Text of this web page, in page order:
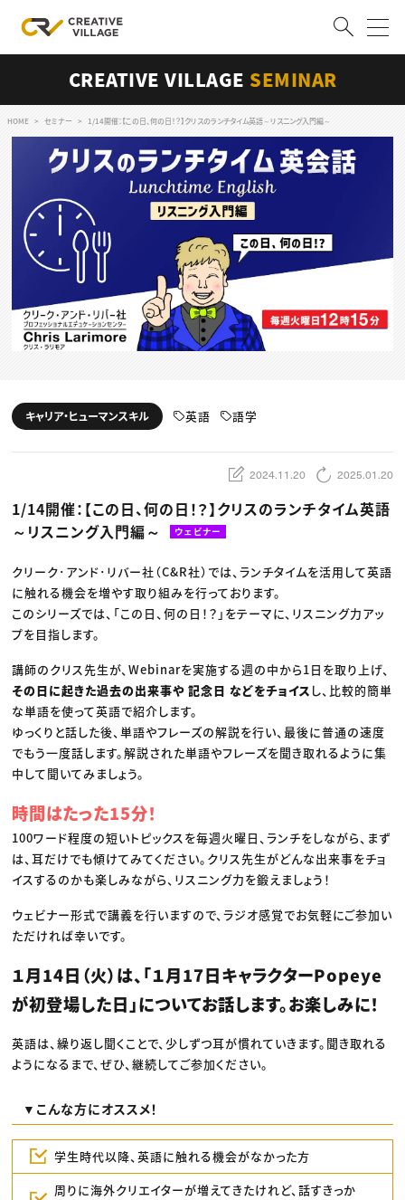
ログイン 会員登録
クリエイター求人を探す
CREATIVE JOB求人検索
特集求人
採用説明会
転職支援サービス
スキルアップしたい！
動画配信・映像制作
編集・ライティング
ディレクション
TOP Creator’s コラム トップ
Webクリエイター
ゲームクリエイター
クリエイターインタビュー
C＆R Magazine
セミナー
ニュース・トレンド トップ
Web
映像
広告
出版
CREATIVE VILLAGEからのお知らせ
CREATIVE VILLAGE SEMINAR
HOME セミナー 1/14開催：【この日、何の日！？】クリスのランチタイム英語～リスニング入門編～
キャリア・ヒューマンスキル 英語 語学
2024.11.20 2025.01.20
1/14開催：【この日、何の日！？】クリスのランチタイム英語
～リスニング入門編～
ウェビナー
クリーク･アンド･リバー社（C&R社）では、ランチタイムを活用して英語
に触れる機会を増やす取り組みを行っております。
このシリーズでは、「この日、何の日！？」をテーマに、リスニング力アッ
プを目指します。
講師のクリス先生が、Webinarを実施する週の中から1日を取り上げ、
その日に起きた過去の出来事や 記念日 などをチョイス し、比較的簡単
な単語を使って英語で紹介します。
ゆっくりと話した後、単語やフレーズの解説を行い、最後に普通の速度
でもう一度話します。解説された単語やフレーズを聞き取れるように集
中して聞いてみましょう。
時間はたった15分！
100ワード程度の短いトピックスを毎週火曜日、ランチをしながら、まず
は、耳だけでも傾けてみてください。クリス先生がどんな出来事をチョ
イスするのかも楽しみながら、リスニング力を鍛えましょう！
ウェビナー形式で講義を行いますので、ラジオ感覚でお気軽にご参加い
ただければ幸いです。
１月14日（火）は、「１月17日キャラクターPopeye
が初登場した日」についてお話します。お楽しみに！
英語は、繰り返し聞くことで、少しずつ耳が慣れていきます。聞き取れる
ようになるまで、ぜひ、継続してご参加ください。
▼こんな方にオススメ！
学生時代以降、英語に触れる機会がなかった方
周りに海外クリエイターが増えてきたけれど、話すきっか